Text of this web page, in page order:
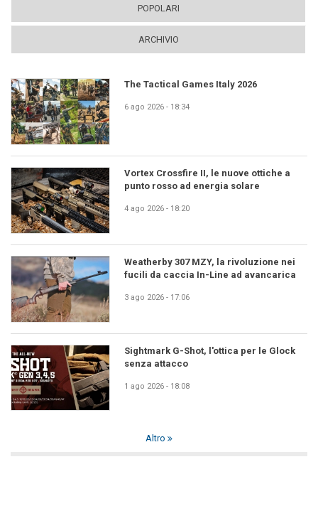
POPOLARI
ARCHIVIO
The Tactical Games Italy 2026
6 ago 2026 - 18:34
Vortex Crossfire II, le nuove ottiche a
punto rosso ad energia solare
4 ago 2026 - 18:20
Weatherby 307 MZY, la rivoluzione nei
fucili da caccia In-Line ad avancarica
3 ago 2026 - 17:06
Sightmark G-Shot, l'ottica per le Glock
senza attacco
1 ago 2026 - 18:08
Altro